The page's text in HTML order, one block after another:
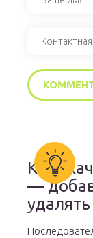
Как
—
удалять